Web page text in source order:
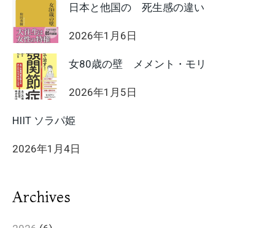
日本と他国の 死生感の違い
2026年1月6日
女80歳の壁 メメント・モリ
2026年1月5日
HIIT ソラパ姫
2026年1月4日
Archives